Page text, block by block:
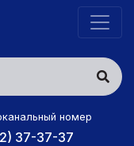
номер
37-37-37